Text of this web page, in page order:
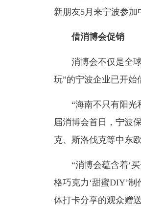
新朋友5月来宁波参
借消博会促销
消博会不仅是全
玩”的宁波企业已开始
“海南不只有阳
届消博会首日，宁波
克、斯洛伐克等中东
“消博会蕴含着‘
格巧克力‘甜蜜DIY’
体打卡分享的观众赠